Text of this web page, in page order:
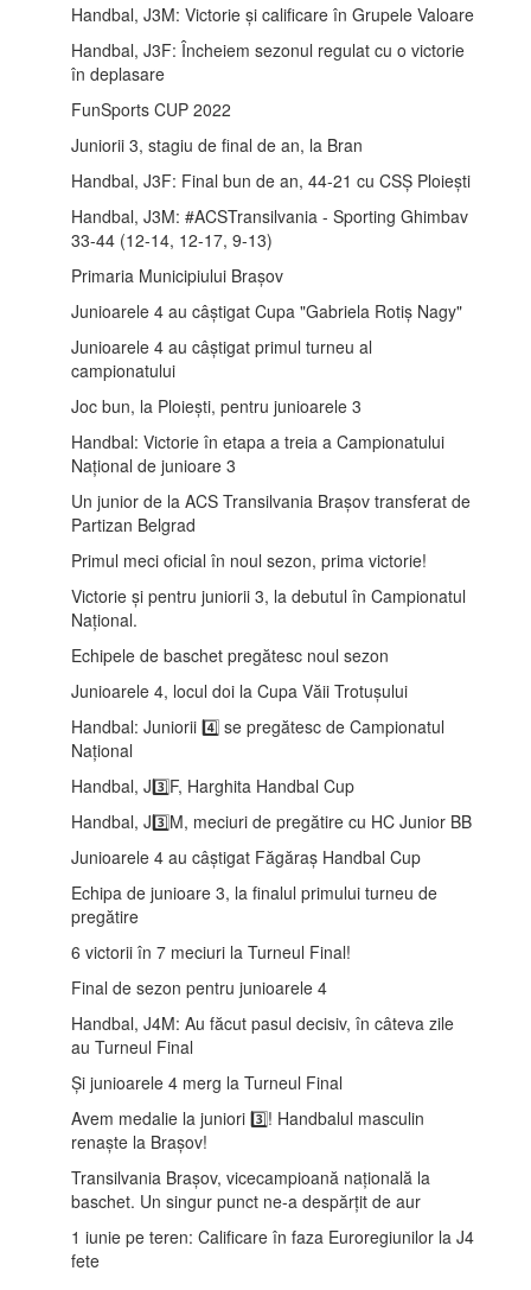
Handbal, J3M: Victorie și calificare în Grupele Valoare
Handbal, J3F: Încheiem sezonul regulat cu o victorie
în deplasare
FunSports CUP 2022
Juniorii 3, stagiu de final de an, la Bran
Handbal, J3F: Final bun de an, 44-21 cu CSȘ Ploiești
Handbal, J3M: #ACSTransilvania - Sporting Ghimbav
33-44 (12-14, 12-17, 9-13)
Primaria Municipiului Brașov
Junioarele 4 au câștigat Cupa "Gabriela Rotiș Nagy"
Junioarele 4 au câștigat primul turneu al
campionatului
Joc bun, la Ploiești, pentru junioarele 3
Handbal: Victorie în etapa a treia a Campionatului
Național de junioare 3
Un junior de la ACS Transilvania Brașov transferat de
Partizan Belgrad
Primul meci oficial în noul sezon, prima victorie!
Victorie și pentru juniorii 3, la debutul în Campionatul
Național.
Echipele de baschet pregătesc noul sezon
Junioarele 4, locul doi la Cupa Văii Trotușului
Handbal: Juniorii 4️⃣ se pregătesc de Campionatul
Național
Handbal, J3️⃣F, Harghita Handbal Cup
Handbal, J3️⃣M, meciuri de pregătire cu HC Junior BB
Junioarele 4 au câștigat Făgăraș Handbal Cup
Echipa de junioare 3, la finalul primului turneu de
pregătire
6 victorii în 7 meciuri la Turneul Final!
Final de sezon pentru junioarele 4
Handbal, J4M: Au făcut pasul decisiv, în câteva zile
au Turneul Final
Și junioarele 4 merg la Turneul Final
Avem medalie la juniori 3️⃣! Handbalul masculin
renaște la Brașov!
Transilvania Brașov, vicecampioană națională la
baschet. Un singur punct ne-a despărțit de aur
1 iunie pe teren: Calificare în faza Euroregiunilor la J4
fete